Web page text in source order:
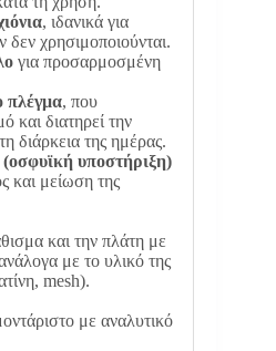
, ιδανικά για
χρησιμοποιούνται.
για προσαρμοσμένη
πλέγμα, που
και διατηρεί την
διάρκεια της ημέρας.
υποστήριξη)
και μείωση της
και την πλάτη με
με το υλικό της
mesh).
με αναλυτικό